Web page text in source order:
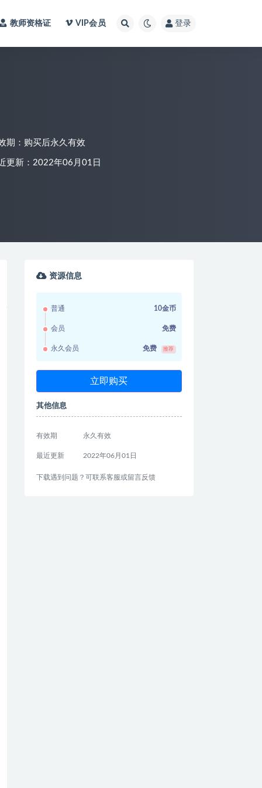
教师资格证 VIP会员 登录
期：购买后永久有效
更新：2022年06月01日
资源信息
普通 10金币
会员 免费
永久会员 免费 推荐
立即购买
其他信息
有效期 永久有效
最近更新 2022年06月01日
下载遇到问题？可联系客服或留言反馈